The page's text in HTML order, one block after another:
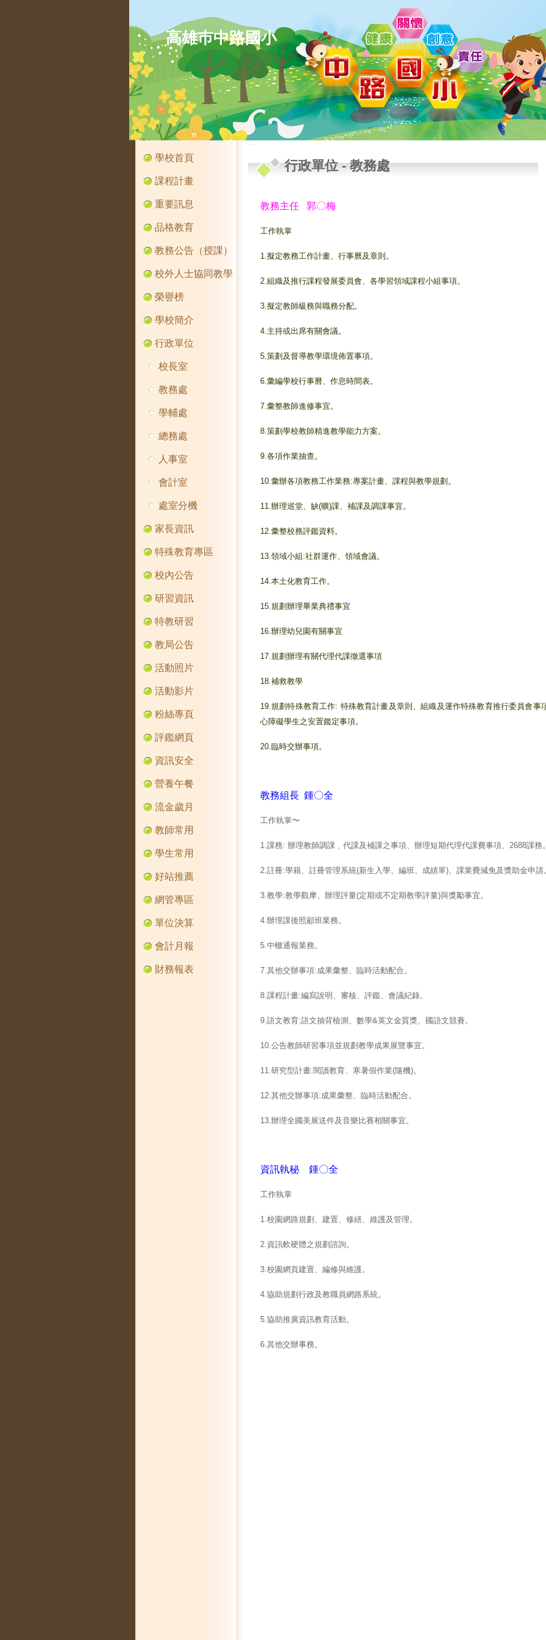
高雄巿中路國小
:::
學校首頁
課程計畫
重要訊息
品格教育
教務公告（授課）
校外人士協同教學
榮譽榜
學校簡介
行政單位
校長室
教務處
學輔處
總務處
人事室
會計室
處室分機
家長資訊
特殊教育專區
校內公告
研習資訊
特教研習
教局公告
活動照片
活動影片
粉絲專頁
評鑑網頁
資訊安全
營養午餐
流金歲月
教師常用
學生常用
好站推薦
網管專區
單位決算
會計月報
財務報表
:::
行政單位-教務處
教務主任 郭〇梅
工作執掌
1.擬定教務工作計畫、行事曆及章則。
2.組織及推行課程發展委員會、各學習領域課程小組事項。
3.擬定教師級務與職務分配。
4.主持或出席有關會議。
5.策劃及督導教學環境佈置事項。
6.彙編學校行事曆、作息時間表。
7.彙整教師進修事宜。
8.策劃學校教師精進教學能力方案。
9.各項作業抽查。
10.彙辦各項教務工作業務:專案計畫、課程與教學規劃。
11.辦理巡堂、缺(曠)課、補課及調課事宜。
12.彙整校務評鑑資料。
13.領域小組:社群運作、領域會議。
14.本土化教育工作。
15.規劃辦理畢業典禮事宜
16.辦理幼兒園有關事宜
17.規劃辦理有關代理代課徵選事項
18.補救教學
19.規劃特殊教育工作: 特殊教育計畫及章則、組織及運作特殊教育推行委員會事
心障礙學生之安置鑑定事項。
20.臨時交辦事項。
教務組長 鍾〇全
工作執掌〜
1.課務: 辦理教師調課﹑代課及補課之事項、辦理短期代理代課費事項、2688課務
2.註冊:學籍、註冊管理系統(新生入學、編班、成績單)、課業費減免及獎助金申請
3.教學:教學觀摩、辦理評量(定期或不定期教學評量)與獎勵事宜。
4.辦理課後照顧班業務。
5.中輟通報業務。
7.其他交辦事項:成果彙整、臨時活動配合。
8.課程計畫:編寫說明、審核、評鑑、會議紀錄。
9.語文教育:語文抽背檢測、數學&英文金質獎、國語文競賽。
10.公告教師研習事項並規劃教學成果展覽事宜。
11.研究型計畫:閱讀教育、寒暑假作業(隨機)。
12.其他交辦事項:成果彙整、臨時活動配合。
13.辦理全國美展送件及音樂比賽相關事宜。
資訊執秘 鍾〇全
工作執掌
1.校園網路規劃、建置、修繕、維護及管理。
2.資訊軟硬體之規劃諮詢。
3.校園網頁建置、編修與維護。
4.協助規劃行政及教職員網路系統。
5.協助推廣資訊教育活動。
6.其他交辦事務。